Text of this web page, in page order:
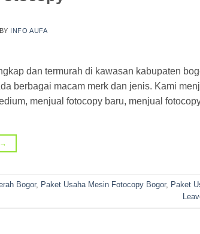
BY INFO AUFA
dan termurah di kawasan kabupaten
berbagai macam merk dan jenis. Kami
menjual fotocopy baru, menjual
→
Bogor, Paket Usaha Mesin Fotocopy Bogor, Paket